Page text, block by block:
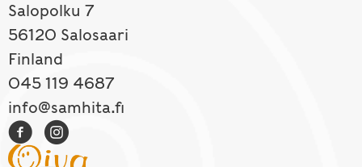
Salopolku 7
56120 Salosaari
Finland
045 119 4687
info@samhita.fi